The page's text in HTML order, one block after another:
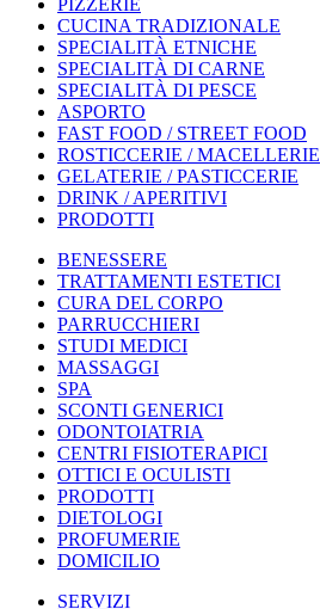
PIZZERIE
CUCINA TRADIZIONALE
SPECIALITÀ ETNICHE
SPECIALITÀ DI CARNE
SPECIALITÀ DI PESCE
ASPORTO
FAST FOOD / STREET FOOD
ROSTICCERIE / MACELLERIE
GELATERIE / PASTICCERIE
DRINK / APERITIVI
PRODOTTI
BENESSERE
TRATTAMENTI ESTETICI
CURA DEL CORPO
PARRUCCHIERI
STUDI MEDICI
MASSAGGI
SPA
SCONTI GENERICI
ODONTOIATRIA
CENTRI FISIOTERAPICI
OTTICI E OCULISTI
PRODOTTI
DIETOLOGI
PROFUMERIE
DOMICILIO
SERVIZI